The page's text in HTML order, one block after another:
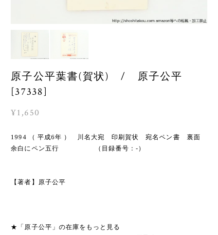
原子公平葉書(賀状) / 原子公平
[37338]
¥1,650
1994 （ 平成6年 ） 川名大宛 印刷賀状 宛名ペン書 裏面
余白にペン五行 （目録番号：-）
【著者】原子公平
★「原子公平」の在庫をもっと見る